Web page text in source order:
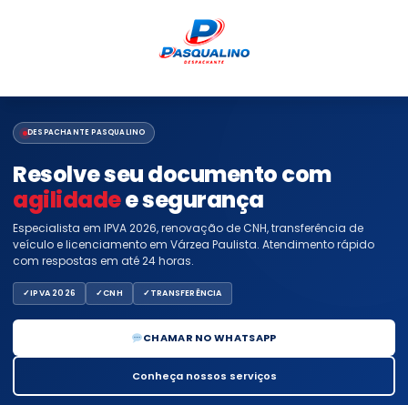
DESPACHANTE PASQUALINO
Resolve seu documento com
agilidadee segurança
Especialista em IPVA 2026, renovação de CNH, transferência de
veículo e licenciamento em Várzea Paulista. Atendimento rápido
com respostas em até 24 horas.
IPVA 2026 CNH TRANSFERÊNCIA
CHAMAR NO WHATSAPP
Conheça nossos serviços